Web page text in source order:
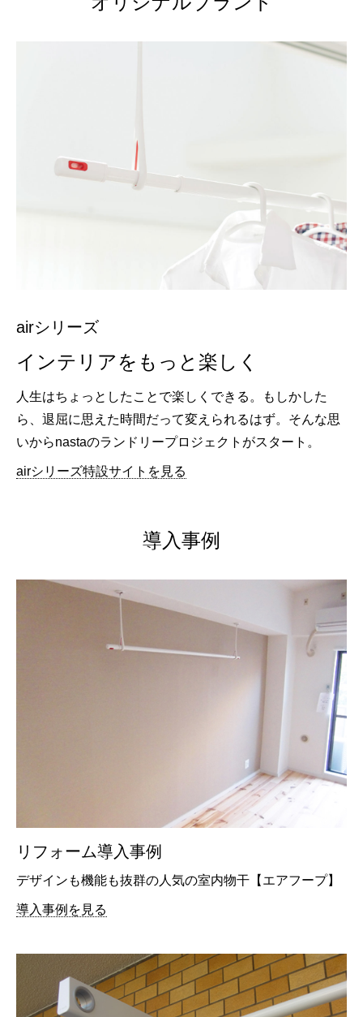
airシリーズ
インテリアをもっと楽しく
人生はちょっとしたことで楽しくできる。もしかした
ら、退屈に思えた時間だって変えられるはず。そんな思
いからnastaのランドリープロジェクトがスタート。
airシリーズ特設サイトを見る
導入事例
リフォーム導入事例
デザインも機能も抜群の人気の室内物干【エアフープ】
導入事例を見る